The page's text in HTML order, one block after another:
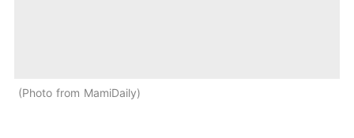
Photo from MamiDaily